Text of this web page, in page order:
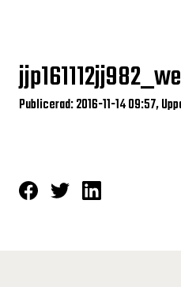
Publicerad: 2016-11-14 09:57,